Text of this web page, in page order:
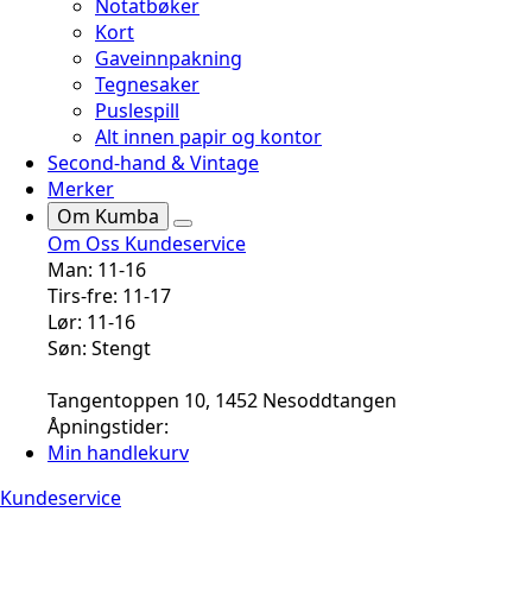
Notatbøker
Kort
Gaveinnpakning
Tegnesaker
Puslespill
Alt innen papir og kontor
Second-hand & Vintage
Merker
Om Kumba
Om Oss Kundeservice
Man: 11-16
Tirs-fre: 11-17
Lør: 11-16
Søn: Stengt
Tangentoppen 10, 1452 Nesoddtangen
Åpningstider:
Min handlekurv
Kundeservice